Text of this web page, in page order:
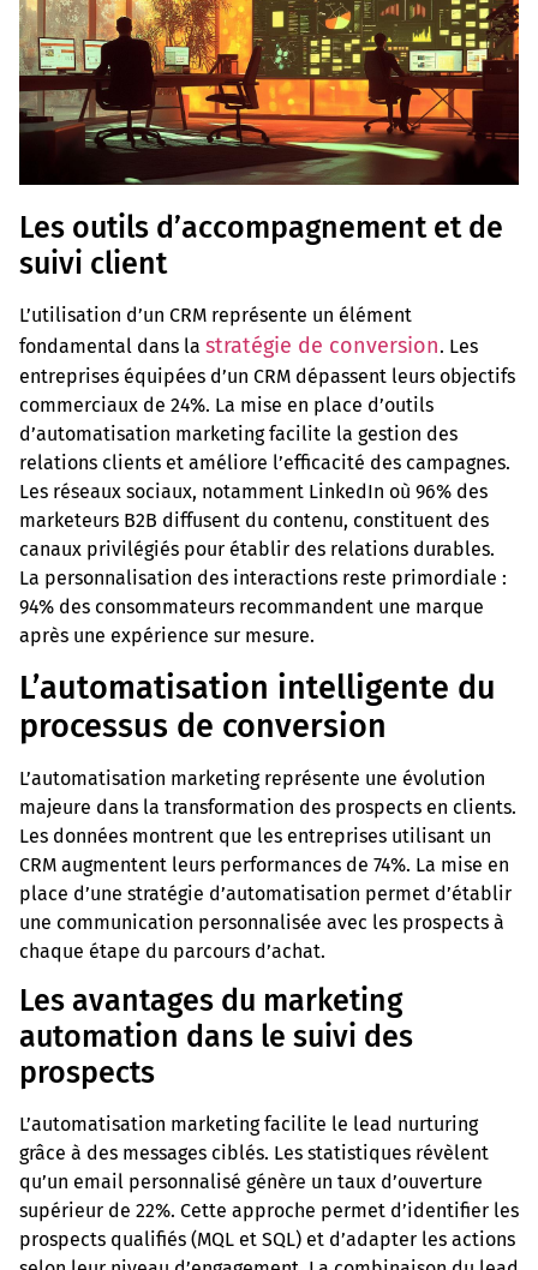
Les outils d’accompagnement et de
suivi client
L’utilisation d’un CRM représente un élément
fondamental dans la stratégie de conversion. Les
entreprises équipées d’un CRM dépassent leurs objectifs
commerciaux de 24%. La mise en place d’outils
d’automatisation marketing facilite la gestion des
relations clients et améliore l’efficacité des campagnes.
Les réseaux sociaux, notamment LinkedIn où 96% des
marketeurs B2B diffusent du contenu, constituent des
canaux privilégiés pour établir des relations durables.
La personnalisation des interactions reste primordiale :
94% des consommateurs recommandent une marque
après une expérience sur mesure.
L’automatisation intelligente du
processus de conversion
L’automatisation marketing représente une évolution
majeure dans la transformation des prospects en clients.
Les données montrent que les entreprises utilisant un
CRM augmentent leurs performances de 74%. La mise en
place d’une stratégie d’automatisation permet d’établir
une communication personnalisée avec les prospects à
chaque étape du parcours d’achat.
Les avantages du marketing
automation dans le suivi des
prospects
L’automatisation marketing facilite le lead nurturing
grâce à des messages ciblés. Les statistiques révèlent
qu’un email personnalisé génère un taux d’ouverture
supérieur de 22%. Cette approche permet d’identifier les
prospects qualifiés (MQL et SQL) et d’adapter les actions